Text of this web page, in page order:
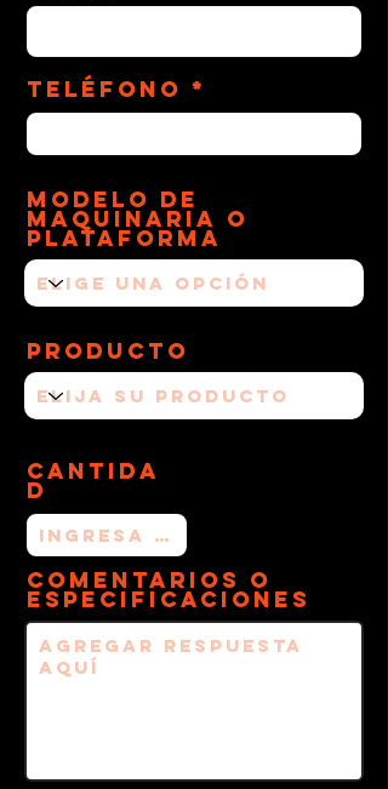
Teléfono
Modelo de
Maquinaria o
Plataforma
Producto
Cantida
d
Comentarios o
Especificaciones